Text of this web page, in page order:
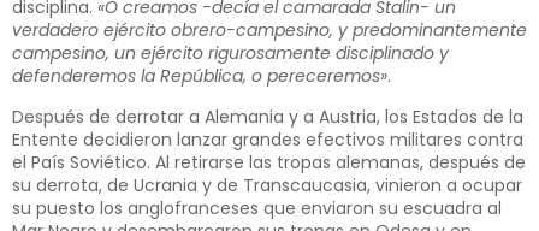
disciplina. «O creamos -decía el camarada Stalin- un
verdadero ejército obrero-campesino, y predominantemente
campesino, un ejército rigurosamente disciplinado y
defenderemos la República, o pereceremos».
Después de derrotar a Alemania y a Austria, los Estados de la
Entente decidieron lanzar grandes efectivos militares contra
el País Soviético. Al retirarse las tropas alemanas, después de
su derrota, de Ucrania y de Transcaucasia, vinieron a ocupar
su puesto los anglofranceses que enviaron su escuadra al